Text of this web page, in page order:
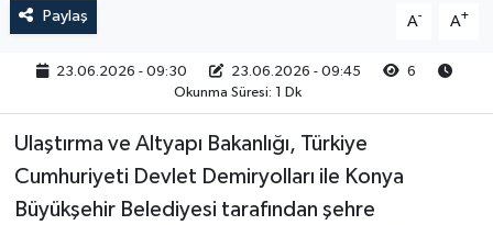
Paylaş A- A+
23.06.2026 - 09:30 23.06.2026 - 09:45
6
Okunma Süresi: 1 Dk
Ulaştırma ve Altyapı Bakanlığı, Türkiye
Cumhuriyeti Devlet Demiryolları ile Konya
Büyükşehir Belediyesi tarafından şehre